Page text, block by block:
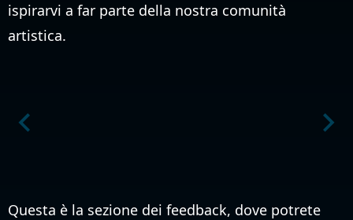
ispirarvi a far parte della nostra comunità
artistica.
Questa è la sezione dei feedback, dove potrete